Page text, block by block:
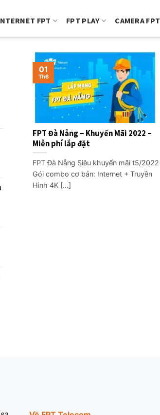
FPT FPT PLAY CAMERA FPT
FPT Đà Nẵng – Khuyến Mãi 2022 –
Miễn phí lắp đặt
FPT Đà Nẵng Siêu khuyến mãi t5/2022
Gói combo cơ bản: Internet + Truyền
Hình 4K [...]
01
Th6